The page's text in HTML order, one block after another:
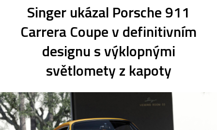
Singer ukázal Porsche 911
Carrera Coupe v definitivním
designu s výklopnými
světlomety z kapoty